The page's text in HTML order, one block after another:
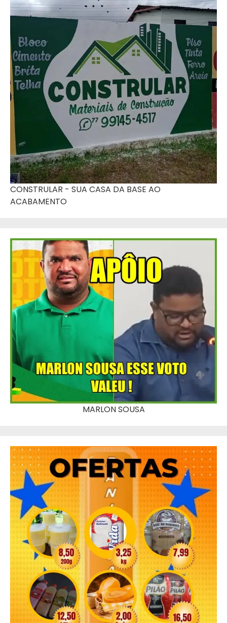
CONSTRULAR - SUA CASA DA BASE AO
ACABAMENTO
MARLON SOUSA